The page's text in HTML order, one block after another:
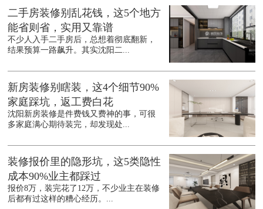
二手房装修别乱花钱，这5个地方
能省则省，实用又靠谱
不少人入手二手房后，总想着彻底翻新，
结果预算一路飙升。其实沈阳二...
新房装修别瞎装，这4个细节90%
家庭踩坑，返工费白花
沈阳新房装修是件费钱又费神的事，可很
多家庭满心期待装完，却发现处...
装修报价里的隐形坑，这5类隐性
成本90%业主都踩过
报价8万，装完花了12万，不少业主在装修
后都有过这样的糟心经历。...